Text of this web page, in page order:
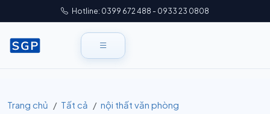
Hotline: 0399 672 488 - 0933 23 0808
Trang chủ Tất cả nội thất văn phòng